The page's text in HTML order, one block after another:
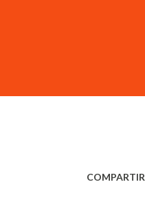
COMPARTIR